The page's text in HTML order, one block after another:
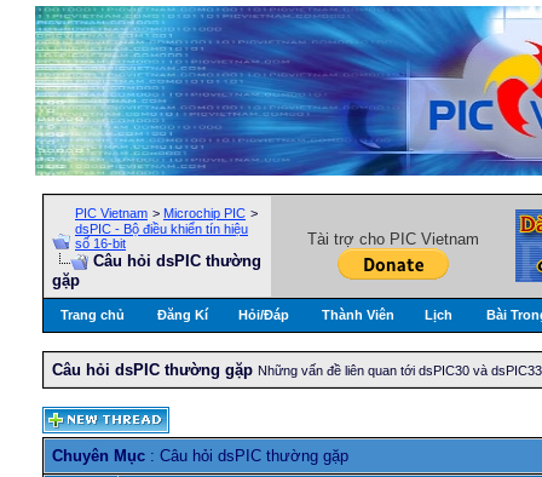
PIC Vietnam > Microchip PIC >
dsPIC - Bộ điều khiển tín hiệu
số 16-bit
Câu hỏi dsPIC thường
gặp
Tài trợ cho PIC Vietnam
Trang chủ Đăng Kí Hỏi/Ðáp Thành Viên Lịch Bài
Câu hỏi dsPIC thường gặp Những vấn đề liên quan tới dsPIC30 và
Chuyên Mục : Câu hỏi dsPIC thường gặp